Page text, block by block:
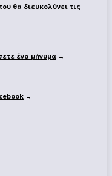
θα διευκολύνει τις
ένα μήνυμα →
→